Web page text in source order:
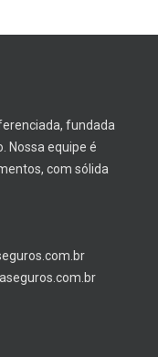
fundada
Nossa equipe é
com sólida